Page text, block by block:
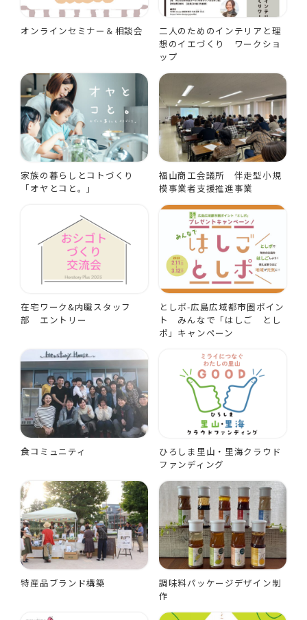
オンラインセミナー＆相談会
二人のためのインテリアと理
想のイエづくり ワークショ
ップ
家族の暮らしとコトづくり
「オヤとコと。」
福山商工会議所 伴走型小規
模事業者支援推進事業
在宅ワーク&内職スタッフ
部 エントリー
としポ-広島広域都市圏ポイン
ト みんなで「はしご とし
ポ」キャンペーン
食コミュニティ
ひろしま里山・里海クラウド
ファンディング
特産品ブランド構築
調味料パッケージデザイン制
作